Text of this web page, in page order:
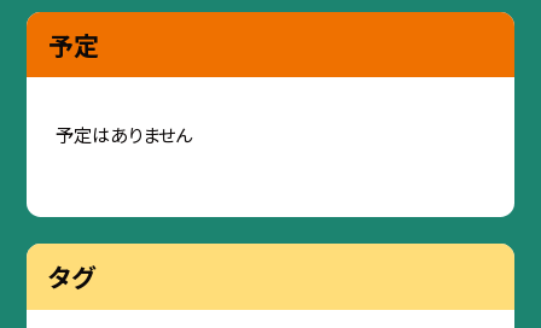
予定
予定はありません
タグ